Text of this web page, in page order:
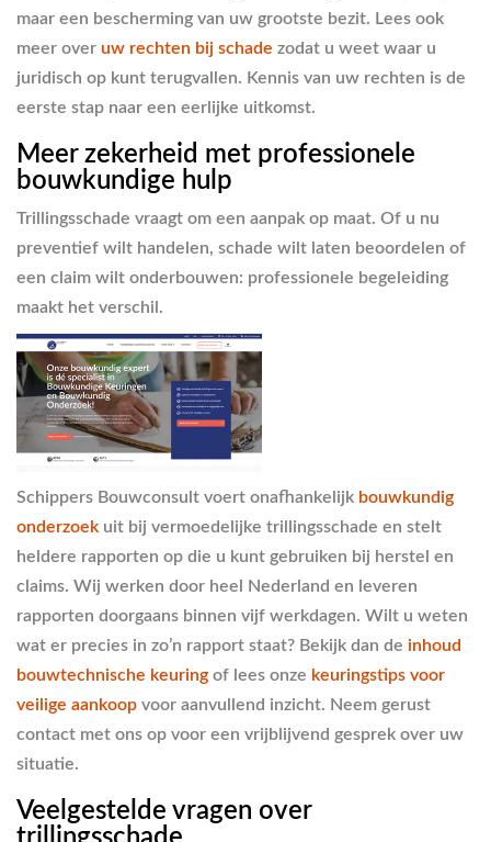
maar een bescherming van uw grootste bezit. Lees ook
meer over uw rechten bij schade zodat u weet waar u
juridisch op kunt terugvallen. Kennis van uw rechten is de
eerste stap naar een eerlijke uitkomst.
Meer zekerheid met professionele
bouwkundige hulp
Trillingsschade vraagt om een aanpak op maat. Of u nu
preventief wilt handelen, schade wilt laten beoordelen of
een claim wilt onderbouwen: professionele begeleiding
maakt het verschil.
Schippers Bouwconsult voert onafhankelijk bouwkundig
onderzoek uit bij vermoedelijke trillingsschade en stelt
heldere rapporten op die u kunt gebruiken bij herstel en
claims. Wij werken door heel Nederland en leveren
rapporten doorgaans binnen vijf werkdagen. Wilt u weten
wat er precies in zo’n rapport staat? Bekijk dan de inhoud
bouwtechnische keuring of lees onze keuringstips voor
veilige aankoop voor aanvullend inzicht. Neem gerust
contact met ons op voor een vrijblijvend gesprek over uw
situatie.
Veelgestelde vragen over